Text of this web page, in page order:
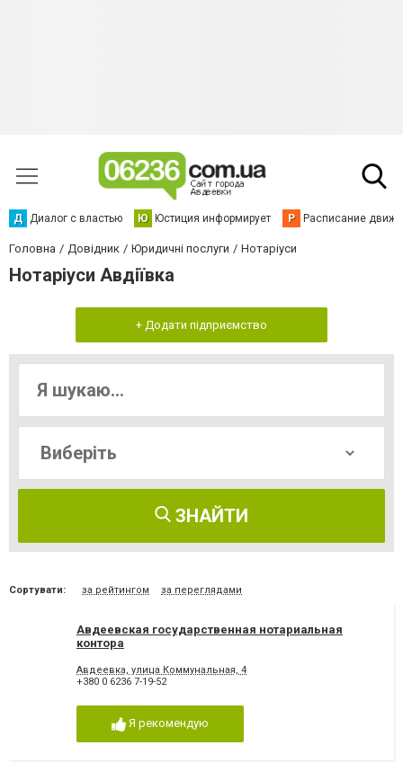
Д Диалог с властью Ю Юстиция информирует Р Расписание
Головна Довідник Юридичні послуги Нотаріуси
Нотаріуси Авдіївка
+ Додати підприємство
ЗНАЙТИ
Сортувати: за рейтингом за переглядами
Авдеевская государственная нотариальная
контора
Авдеевка, улица Коммунальная, 4
+380 0 6236 7-19-52
Я рекомендую